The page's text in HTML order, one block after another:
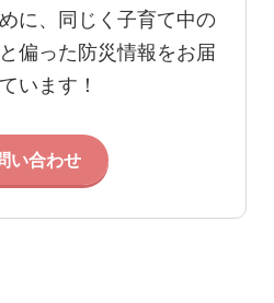
に、同じく子育て中の
偏った防災情報をお届
います！
い合わせ